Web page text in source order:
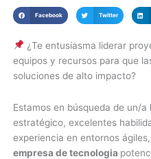
Facebook Twitter
¿Te entusiasma liderar
equipos y recursos para que
soluciones de alto impacto?
Estamos en búsqueda de un/a
estratégico, excelentes
experiencia en entornos
empresa de tecnologia